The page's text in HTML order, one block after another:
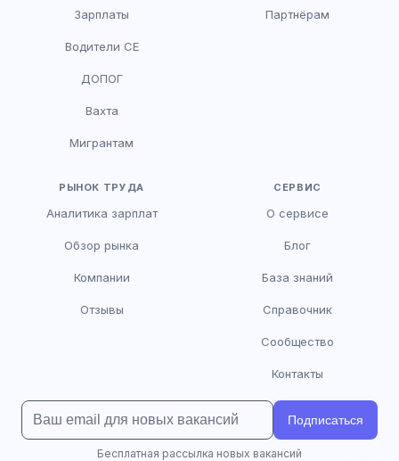
Зарплаты
Водители CE
ДОПОГ
Вахта
Мигрантам
Партнёрам
РЫНОК ТРУДА
Аналитика зарплат
Обзор рынка
Компании
Отзывы
СЕРВИС
О сервисе
Блог
База знаний
Справочник
Сообщество
Контакты
Подписаться
Бесплатная рассылка новых вакансий
HR-консультант
Здравствуйте! Я AI-консультант DriveJob.
помочь?